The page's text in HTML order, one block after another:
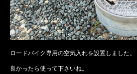
ロードバイク専用の空気入れを設置しました。
良かったら使って下さいね。